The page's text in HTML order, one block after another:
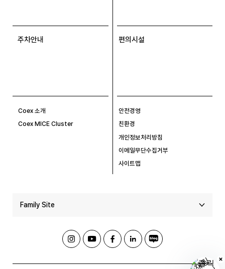
주차안내 편의시설
Coex 소개
Coex MICE Cluster
안전경영
친환경
개인정보처리방침
이메일무단수집거부
사이트맵
Family Site